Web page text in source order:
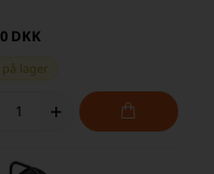
DKK
lager
+